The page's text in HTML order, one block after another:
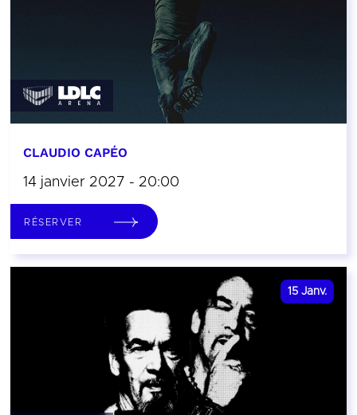
CLAUDIO CAPÉO
14 janvier 2027 - 20:00
RÉSERVER
15 Janv.